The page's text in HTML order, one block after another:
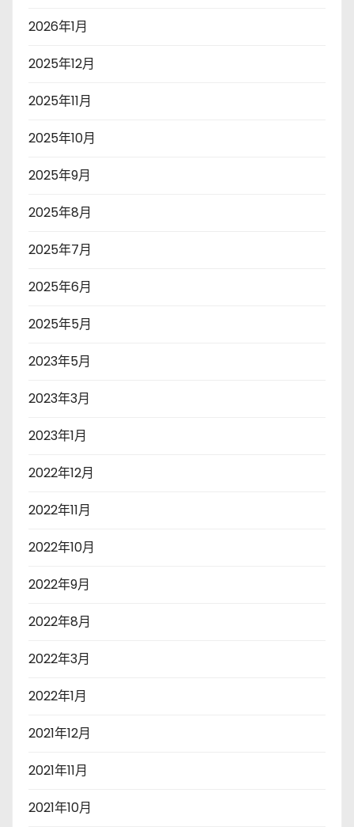
2026年1月
2025年12月
2025年11月
2025年10月
2025年9月
2025年8月
2025年7月
2025年6月
2025年5月
2023年5月
2023年3月
2023年1月
2022年12月
2022年11月
2022年10月
2022年9月
2022年8月
2022年3月
2022年1月
2021年12月
2021年11月
2021年10月